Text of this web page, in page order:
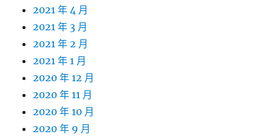
2021 年 4 月
2021 年 3 月
2021 年 2 月
2021 年 1 月
2020 年 12 月
2020 年 11 月
2020 年 10 月
2020 年 9 月